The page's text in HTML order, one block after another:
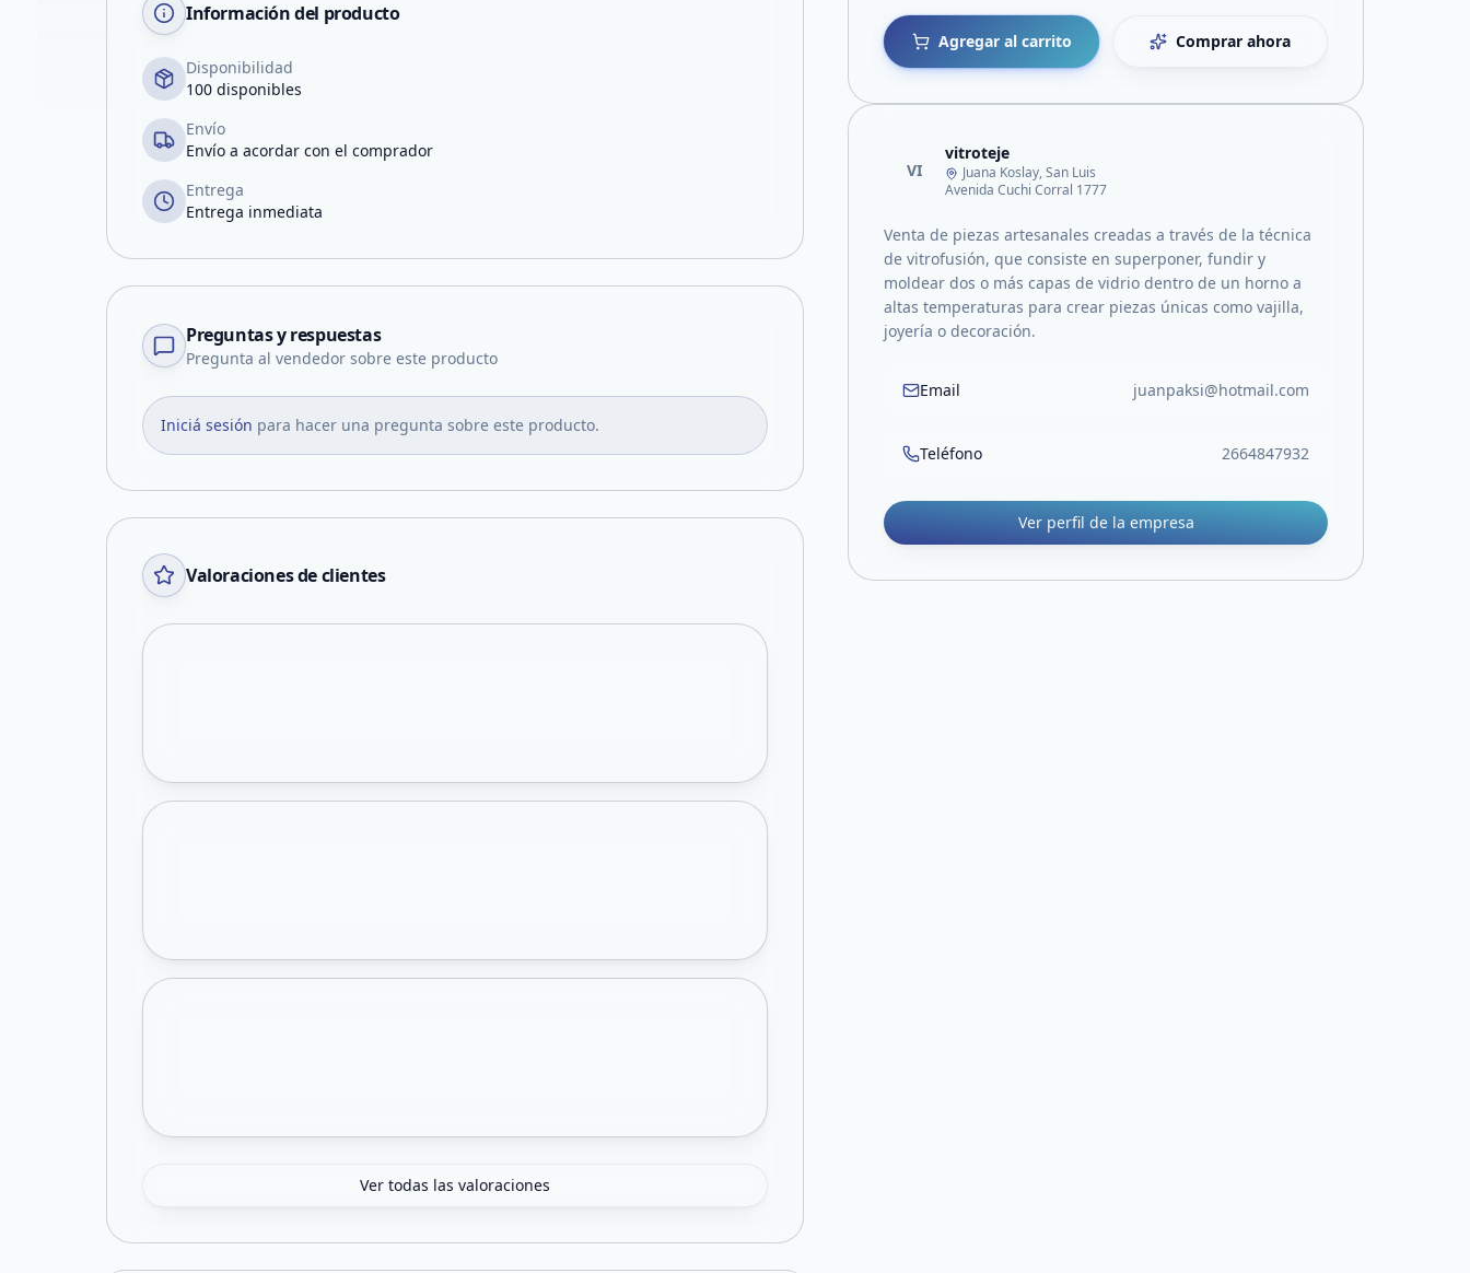
Información del producto
Disponibilidad
100 disponibles
Envío
Envío a acordar con el comprador
Entrega
Entrega inmediata
Preguntas y respuestas
Pregunta al vendedor sobre este producto
Iniciá sesión para hacer una pregunta sobre este producto.
Valoraciones de clientes
Ver todas las valoraciones
Agregar al carrito Comprar ahora
VI
vitroteje
Juana Koslay, San Luis
Avenida Cuchi Corral 1777
Venta de piezas artesanales creadas a través de la técnica
de vitrofusión, que consiste en superponer, fundir y
moldear dos o más capas de vidrio dentro de un horno a
altas temperaturas para crear piezas únicas como vajilla,
joyería o decoración.
Email juanpaksi@hotmail.com
Teléfono 2664847932
Ver perfil de la empresa